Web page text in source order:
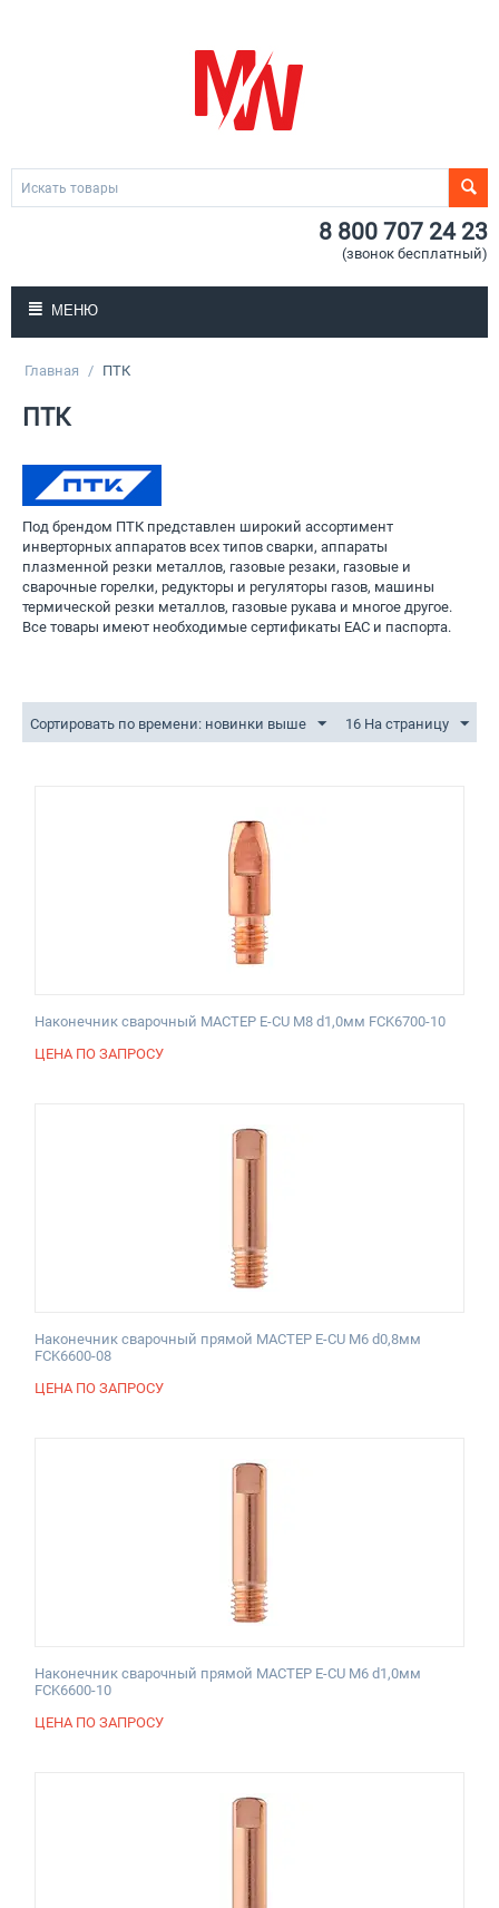
8 800 707 24 23
(звонок бесплатный)
МЕНЮ
Главная / ПТК
ПТК
Под брендом ПТК представлен широкий ассортимент
инверторных аппаратов всех типов сварки, аппараты
плазменной резки металлов, газовые резаки, газовые и
сварочные горелки, редукторы и регуляторы газов, машины
термической резки металлов, газовые рукава и многое другое.
Все товары имеют необходимые сертификаты EAC и паспорта.
Сортировать по времени: новинки выше 16 На страницу
Наконечник сварочный МАСТЕР E-CU М8 d1,0мм FCK6700-10
ЦЕНА ПО ЗАПРОСУ
Наконечник сварочный прямой МАСТЕР E-CU М6 d0,8мм
FCK6600-08
ЦЕНА ПО ЗАПРОСУ
Наконечник сварочный прямой МАСТЕР E-CU М6 d1,0мм
FCK6600-10
ЦЕНА ПО ЗАПРОСУ